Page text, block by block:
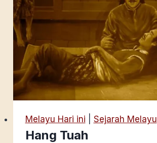
Melayu Hari ini Sejarah Melayu
Hang Tuah